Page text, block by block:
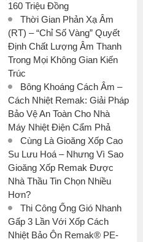
160 Triệu Đồng
Thời Gian Phản Xạ Âm
(RT) – “Chỉ Số Vàng” Quyết
Định Chất Lượng Âm Thanh
Trong Mọi Không Gian Kiến
Trúc
Bông Khoáng Cách Âm –
Cách Nhiệt Remak: Giải Pháp
Bảo Vệ An Toàn Cho Nhà
Máy Nhiệt Điện Cẩm Phả
Cùng Là Gioăng Xốp Cao
Su Lưu Hoá – Nhưng Vì Sao
Gioăng Xốp Remak Được
Nhà Thầu Tin Chọn Nhiều
Hơn?
Thi Công Ống Gió Nhanh
Gấp 3 Lần Với Xốp Cách
Nhiệt Bảo Ôn Remak® PE-